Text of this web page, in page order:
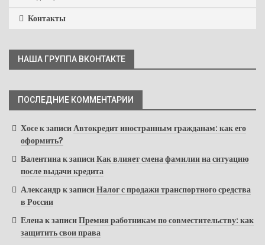
Контакты
НАША ГРУППА ВКОНТАКТЕ
ПОСЛЕДНИЕ КОММЕНТАРИИ
Хосек записи Автокредит иностранным гражданам: как его
оформить?
Валентина к записиКак влияет смена фамилии на ситуацию
после выдачи кредита
Александрк записиНалог с продажи транспортного средства
в России
Елена к записиПремия работникам по совместительству: как
защитить свои права